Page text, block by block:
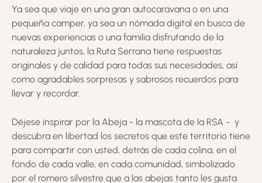
Ya sea que viaje en una gran autocaravana o en una
pequeña camper, ya sea un nómada digital en busca de
nuevas experiencias o una familia disfrutando de la
naturaleza juntos, la Ruta Serrana tiene respuestas
originales y de calidad para todas sus necesidades, así
como agradables sorpresas y sabrosos recuerdos para
llevar y recordar.
Déjese inspirar por la Abeja - la mascota de la RSA - y
descubra en libertad los secretos que este territorio tiene
para compartir con usted, detrás de cada colina, en el
fondo de cada valle, en cada comunidad, simbolizado
por el romero silvestre que a las abejas tanto les gusta